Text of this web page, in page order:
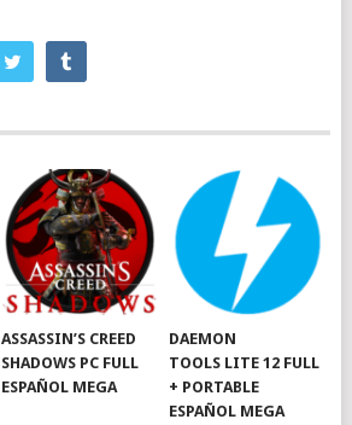
ASSASSIN’S CREED
SHADOWS PC FULL
ESPAÑOL MEGA
DAEMON
TOOLS LITE 12 FULL
+ PORTABLE
ESPAÑOL MEGA